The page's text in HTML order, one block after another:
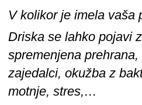
V kolikor je imela vaša
Driska se lahko pojavi
spremenjena
zajedalci, okužba z
motnje, stres,…